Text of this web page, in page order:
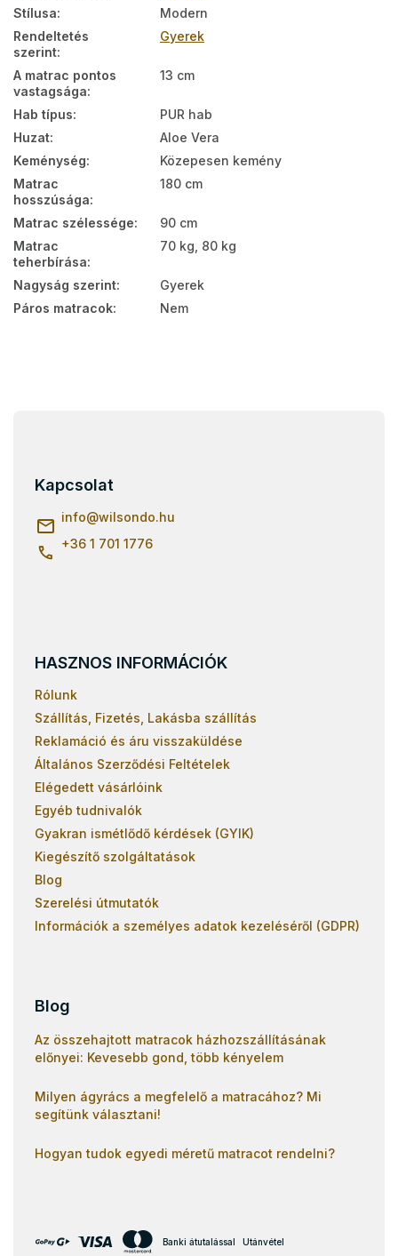
Stílusa:
Modern
Rendeltetés
szerint:
Gyerek
A matrac pontos
vastagsága:
13 cm
Hab típus:
PUR hab
Huzat:
Aloe Vera
Keménység:
Közepesen kemény
Matrac
hosszúsága:
180 cm
Matrac szélessége:
90 cm
Matrac
teherbírása:
70 kg, 80 kg
Nagyság szerint:
Gyerek
Páros matracok: Nem
Kapcsolat
info@wilsondo.hu
+36 1 701 1776
HASZNOS INFORMÁCIÓK
Rólunk
Szállítás, Fizetés, Lakásba szállítás
Reklamáció és áru visszaküldése
Általános Szerződési Feltételek
Elégedett vásárlóink
Egyéb tudnivalók
Gyakran ismétlődő kérdések (GYIK)
Kiegészítő szolgáltatások
Blog
Szerelési útmutatók
Információk a személyes adatok kezeléséről (GDPR)
Blog
Az összehajtott matracok házhozszállításának
előnyei: Kevesebb gond, több kényelem
Milyen ágyrács a megfelelő a matracához? Mi
segítünk választani!
Hogyan tudok egyedi méretű matracot rendelni?
Banki átutalással Utánvétel